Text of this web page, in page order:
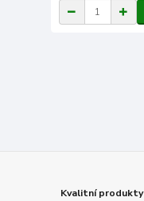
Kvalitní produkty